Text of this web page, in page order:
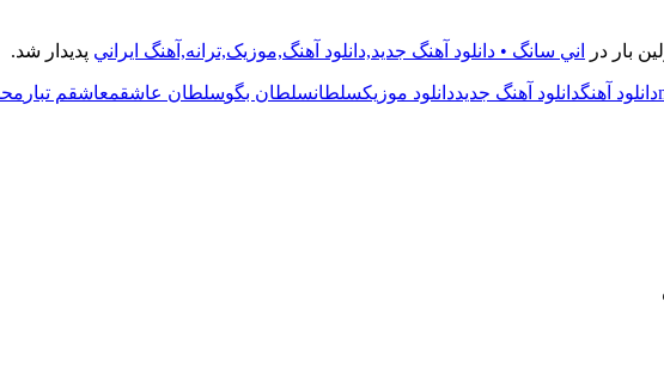
بار در اني سانگ • دانلود آهنگ جديد,دانلود آهنگ,موزيک,ترانه,آهنگ ايراني پدیدار شد.
دانلود آهنگدانلود آهنگ جدیددانلود موزیکسلطانسلطان بگوسلطان عاشقمعاشقم تبار